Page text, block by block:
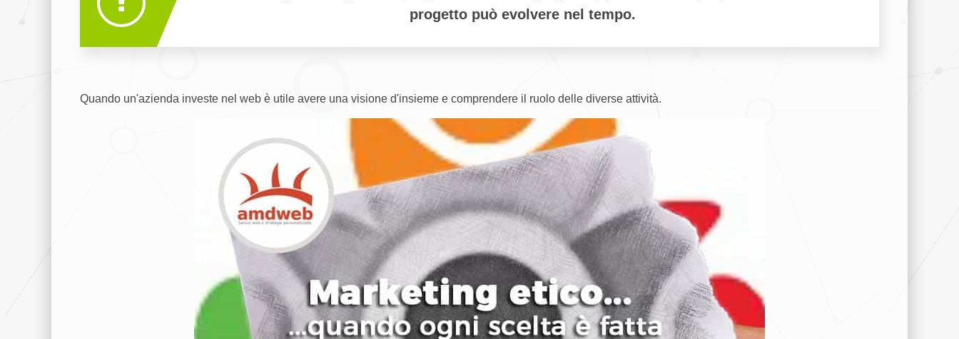
progetto può evolvere nel tempo.
Quando un'azienda investe nel web è utile avere una visione d'insieme e comprendere il ruolo delle diverse attività.